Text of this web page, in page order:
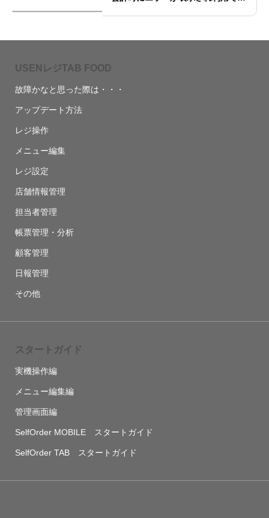
USENレジTAB FOOD
故障かなと思った際は・・・
アップデート方法
レジ操作
メニュー編集
レジ設定
店舗情報管理
担当者管理
帳票管理・分析
顧客管理
日報管理
その他
スタートガイド
実機操作編
メニュー編集編
管理画面編
SelfOrder MOBILE スタートガイド
SelfOrder TAB スタートガイド